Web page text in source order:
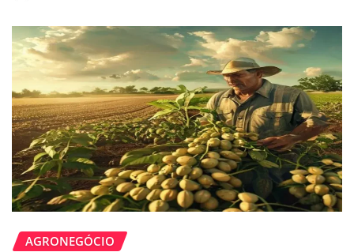
AGRONEGÓCIO